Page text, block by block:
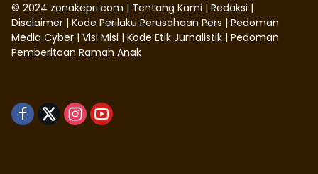
© 2024 zonakepri.com | Tentang Kami | Redaksi |
Disclaimer | Kode Perilaku Perusahaan Pers | Pedoman
Media Cyber | Visi Misi | Kode Etik Jurnalistik | Pedoman
Pemberitaan Ramah Anak